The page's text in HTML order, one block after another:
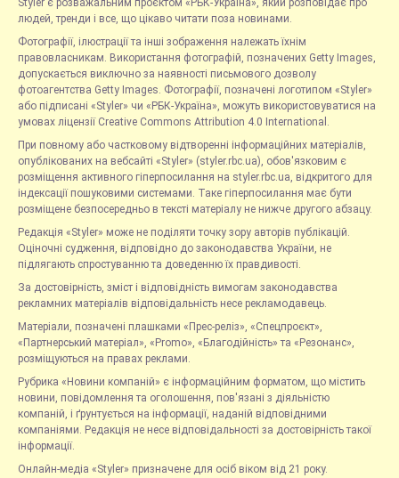
людей, тренди і все, що цікаво читати поза новинами.
Фотографії, ілюстрації та інші зображення належать їхнім
правовласникам. Використання фотографій, позначених Getty Images,
допускається виключно за наявності письмового дозволу
фотоагентства Getty Images. Фотографії, позначені логотипом «Styler»
або підписані «Styler» чи «РБК-Україна», можуть використовуватися на
умовах ліцензії Creative Commons Attribution 4.0 International.
При повному або частковому відтворенні інформаційних матеріалів,
опублікованих на вебсайті «Styler» (styler.rbc.ua), обов'язковим є
розміщення активного гіперпосилання на styler.rbc.ua, відкритого для
індексації пошуковими системами. Таке гіперпосилання має бути
розміщене безпосередньо в тексті матеріалу не нижче другого абзацу.
Редакція «Styler» може не поділяти точку зору авторів публікацій.
Оціночні судження, відповідно до законодавства України, не
підлягають спростуванню та доведенню їх правдивості.
За достовірність, зміст і відповідність вимогам законодавства
рекламних матеріалів відповідальність несе рекламодавець.
Матеріали, позначені плашками «Прес-реліз», «Спецпроєкт»,
«Партнерський матеріал», «Promo», «Благодійність» та «Резонанс»,
розміщуються на правах реклами.
Рубрика «Новини компаній» є інформаційним форматом, що містить
новини, повідомлення та оголошення, пов'язані з діяльністю
компаній, і ґрунтується на інформації, наданій відповідними
компаніями. Редакція не несе відповідальності за достовірність такої
інформації.
Онлайн-медіа «Styler» призначене для осіб віком від 21 року.